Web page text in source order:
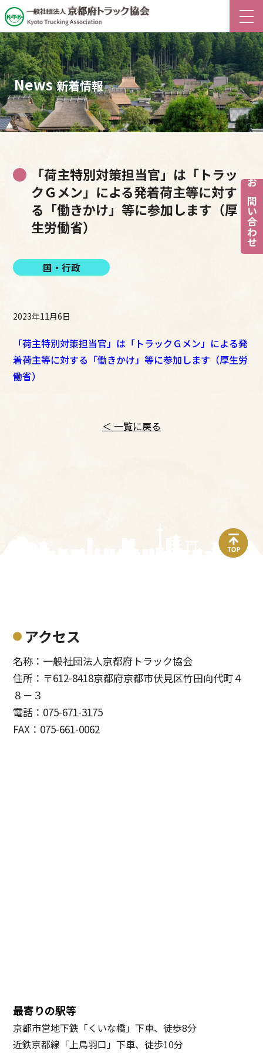
お問い合わせ
News 新着情報
「荷主特別対策担当官」は「トラッ
クＧメン」による発着荷主等に対す
る「働きかけ」等に参加します（厚
生労働省）
国・行政
2023年11月6日
「荷主特別対策担当官」は「トラックＧメン」による発
着荷主等に対する「働きかけ」等に参加します（厚生労
働省）
＜ 一覧に戻る
top
アクセス
名称：一般社団法人京都府トラック協会
住所：〒612-8418京都府京都市伏見区竹田向代町４
８－３
電話：075-671-3175
FAX：075-661-0062
最寄りの駅等
京都市営地下鉄「くいな橋」下車、徒歩8分
近鉄京都線「上鳥羽口」下車、徒歩10分